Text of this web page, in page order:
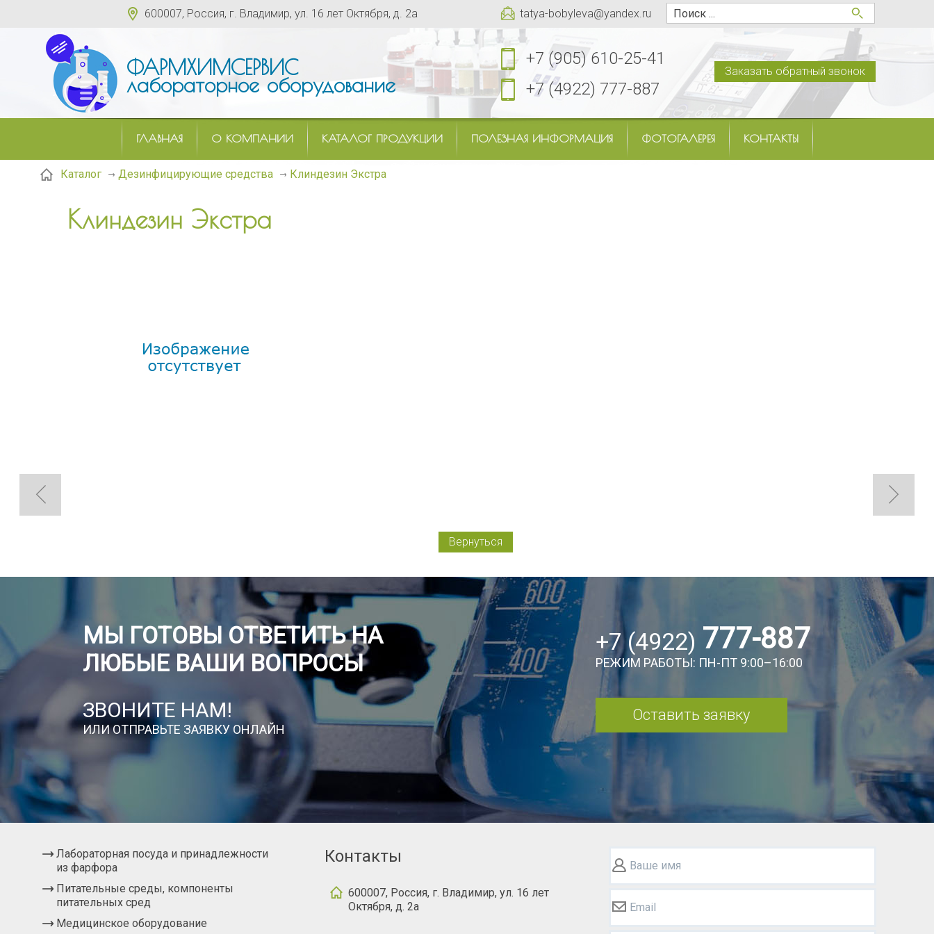
tatya-bobyleva@yandex.ru
600007, Россия, г. Владимир, ул. 16 лет Октября, д. 2а
ФАРМХИМСЕРВИС
лабораторное оборудование
+7 (905) 610-25-41
+7 (4922) 777-887
Заказать обратный звонок
ГЛАВНАЯ О КОМПАНИИ КАТАЛОГ ПРОДУКЦИИ ПОЛЕЗНАЯ ИНФОРМАЦИЯ ФОТОГАЛЕРЕЯ КОНТАКТЫ
Каталог Дезинфицирующие средства Клиндезин Экстра
Клиндезин Экстра
Вернуться
МЫ ГОТОВЫ ОТВЕТИТЬ НА
ЛЮБЫЕ ВАШИ ВОПРОСЫ
ЗВОНИТЕ НАМ!
ИЛИ ОТПРАВЬТЕ ЗАЯВКУ ОНЛАЙН
+7 (4922) 777-887
РЕЖИМ РАБОТЫ: ПН-ПТ 9:00–16:00
Оставить заявку
Лабораторная посуда и принадлежности
из фарфора
Питательные среды, компоненты
питательных сред
Медицинское оборудование
Контакты
600007, Россия, г. Владимир, ул. 16 лет
Октября, д. 2а
Ваше имя
Email